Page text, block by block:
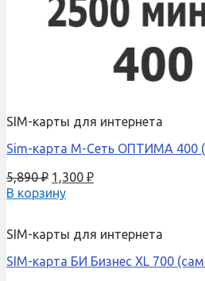
SIM-карты для интернета
Sim-карта М-Сеть ОПТИМА 400
5,890₽ 1,300 ₽
В корзину
SIM-карты для интернета
SIM-карта БИ Бизнес XL 700